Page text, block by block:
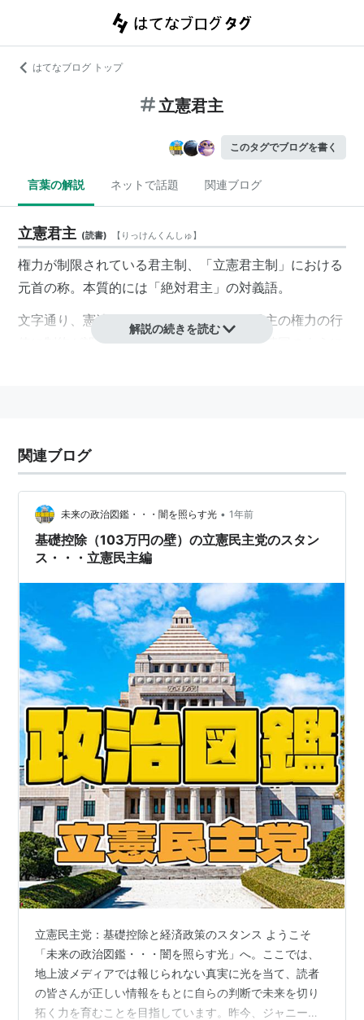
はてなブログ トップ
立憲君主
このタグでブログを書く
言葉の解説 ネットで話題 関連ブログ
立憲君主 (読書) 【 りっけんくんしゅ】
権力が制限されている君主制、「立憲君主制」における
元首の称。本質的には「絶対君主」の対義語。
文字通り、憲法が存在してそれによって君主の権力の行
使に制約が設けられていることが多いが、英国のように
るが、現代的には形式上の象徴的な権限を有するだけに
留まることがほとんどである。
解説の続きを読む
関連ブログ
未来の政治図鑑・・・闇を照らす光 • 1年前
基礎控除（103万円の壁）の立憲民主党のスタン
ス・・・立憲民主編
立憲民主党：基礎控除と経済政策のスタンス ようこそ
「未来の政治図鑑・・・闇を照らす光」へ。ここでは、
地上波メディアでは報じられない真実に光を当て、読者
の皆さんが正しい情報をもとに自らの判断で未来を切り
拓く力を育むことを目指しています。昨今、ジャニーズ